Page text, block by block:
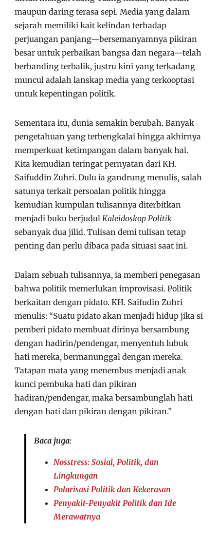
maupun daring terasa sepi. Media yang dalam
sejarah memiliki kait kelindan terhadap
perjuangan panjang—bersemanyamnya pikiran
besar untuk perbaikan bangsa dan negara—telah
berbanding terbalik, justru kini yang terkadang
muncul adalah lanskap media yang terkooptasi
untuk kepentingan politik.
Sementara itu, dunia semakin berubah. Banyak
pengetahuan yang terbengkalai hingga akhirnya
memperkuat ketimpangan dalam banyak hal.
Kita kemudian teringat pernyatan dari KH.
Saifuddin Zuhri. Dulu ia gandrung menulis, salah
satunya terkait persoalan politik hingga
kemudian kumpulan tulisannya diterbitkan
menjadi buku berjudul Kaleidoskop Politik
sebanyak dua jilid. Tulisan demi tulisan tetap
penting dan perlu dibaca pada situasi saat ini.
Dalam sebuah tulisannya, ia memberi penegasan
bahwa politik memerlukan improvisasi. Politik
berkaitan dengan pidato. KH. Saifudin Zuhri
menulis: “Suatu pidato akan menjadi hidup jika si
pemberi pidato membuat dirinya bersambung
dengan hadirin/pendengar, menyentuh lubuk
hati mereka, bermanunggal dengan mereka.
Tatapan mata yang menembus menjadi anak
kunci pembuka hati dan pikiran
hadiran/pendengar, maka bersambunglah hati
dengan hati dan pikiran dengan pikiran.”
Baca juga:
Nosstress: Sosial, Politik, dan
Lingkungan
Polarisasi Politik dan Kekerasan
Penyakit-Penyakit Politik dan Ide
Merawatnya